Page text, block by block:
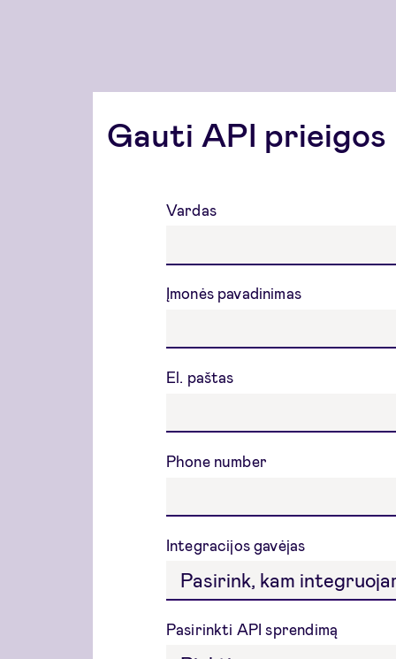
Gauti API
Vardas
Įmonės pavadinimas
El. paštas
Phone number
Integracijos gavėjas
Pasirinkti API sprendimą